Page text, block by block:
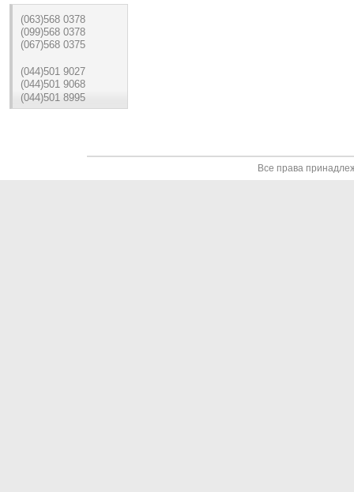
(063)568 0378
(099)568 0378
(067)568 0375
(044)501 9027
(044)501 9068
(044)501 8995
Все права